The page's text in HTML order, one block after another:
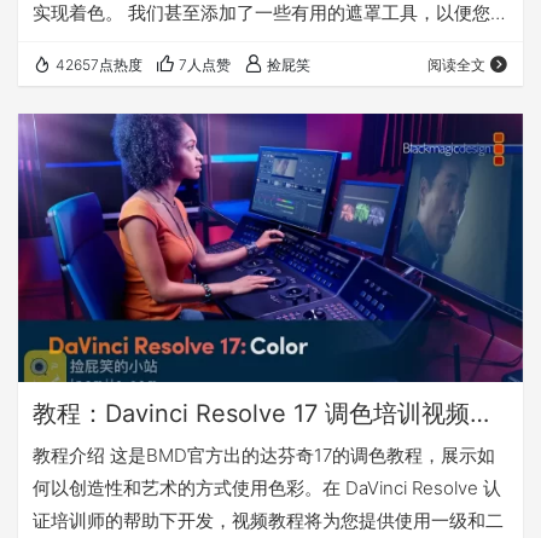
实现着色。 我们甚至添加了一些有用的遮罩工具，以便您可
多的合成控制。观看视频，看看它是如何工作的！ 插件特
点： 轻松添加热着色 创建 Alpha 通道（取消相乘） 适用于
Pre-Matted Clips 使用遮罩羽化时消除褪色 更新了什么 新
版After Effec…
42657点热度 7人点赞 捡屁笑 阅读全文
教程：Davinci Resolve 17 调色培训视频（BMD官方）
教程介绍 这是BMD官方出的达芬奇17的调色教程，展示如
何以创造性和艺术的方式使用色彩。在 DaVinci Resolve 认
证培训师的帮助下开发，视频教程将为您提供使用一级和二